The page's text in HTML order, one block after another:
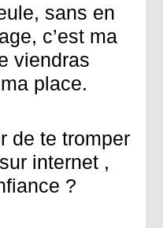
sans en
c’est ma
viendras
place.
de te tromper
internet ,
?